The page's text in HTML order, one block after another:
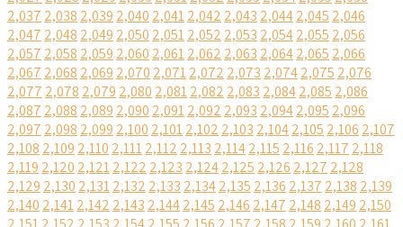
2,037 2,038 2,039 2,040 2,0412,042 2,043 2,0442,045 2,046
2,047 2,048 2,049 2,050 2,0512,052 2,053 2,0542,055 2,056
2,057 2,058 2,059 2,060 2,0612,062 2,063 2,0642,065 2,066
2,067 2,068 2,069 2,070 2,0712,072 2,073 2,0742,075 2,076
2,077 2,078 2,079 2,080 2,0812,082 2,083 2,0842,085 2,086
2,087 2,088 2,089 2,090 2,0912,092 2,093 2,0942,095 2,096
2,097 2,098 2,099 2,100 2,1012,102 2,103 2,1042,105 2,106 2,107
2,108 2,109 2,110 2,1112,112 2,113 2,1142,115 2,116 2,117 2,118
2,119 2,120 2,1212,122 2,123 2,1242,125 2,126 2,127 2,128
2,129 2,130 2,1312,132 2,133 2,1342,135 2,136 2,137 2,138 2,139
2,140 2,1412,142 2,143 2,1442,145 2,146 2,147 2,148 2,149 2,150